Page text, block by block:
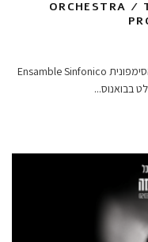
ORCHESTRA /
עידן רייכל באלבום הופעה חיה בליווי התזמורת הסימפונית Ensamble Sinfonico
...